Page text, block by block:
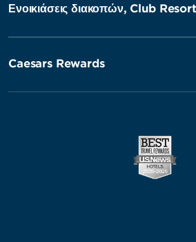
Ενοικιάσεις διακοπών, Club
Caesars Rewards